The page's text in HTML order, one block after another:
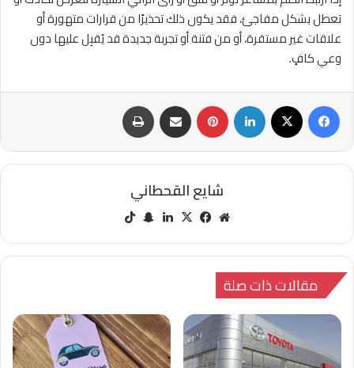
تعطل بشكل مفاجئ، فقد يكون ذلك تحذيرًا من قرارات متهورة أو
علاقات غير مستقرة، أو من فتنة أو تجربة جديدة قد يُقبِل عليها دون
وعي كافٍ.
فيسبوك ‫X لينكدإن بينتيريست مشاركة عبر البريد طباعة
شايع القحطاني
مو
الوي
في
وك
‫X لينك سنا
تشا
مقالات ذات صلة